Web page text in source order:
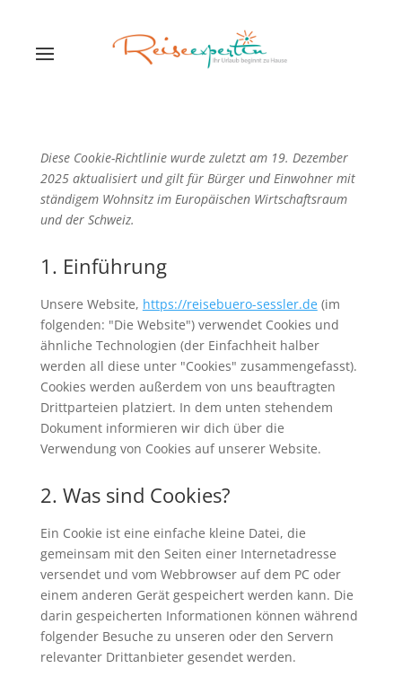
Diese Cookie-Richtlinie wurde zuletzt am 19. Dezember
2025 aktualisiert und gilt für Bürger und Einwohner mit
ständigem Wohnsitz im Europäischen Wirtschaftsraum
und der Schweiz.
1. Einführung
Unsere Website, https://reisebuero-sessler.de(im
folgenden: "Die Website") verwendet Cookies und
ähnliche Technologien (der Einfachheit halber
werden all diese unter "Cookies" zusammengefasst).
Cookies werden außerdem von uns beauftragten
Drittparteien platziert. In dem unten stehendem
Dokument informieren wir dich über die
Verwendung von Cookies auf unserer Website.
2. Was sind Cookies?
Ein Cookie ist eine einfache kleine Datei, die
gemeinsam mit den Seiten einer Internetadresse
versendet und vom Webbrowser auf dem PC oder
einem anderen Gerät gespeichert werden kann. Die
darin gespeicherten Informationen können während
folgender Besuche zu unseren oder den Servern
relevanter Drittanbieter gesendet werden.